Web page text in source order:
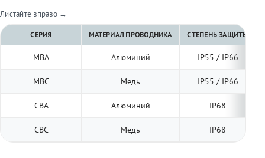
Листайте вправо →
СЕРИЯ МАТЕРИАЛ ПРОВОДНИКА СТЕПЕНЬ ЗАЩИТЫ
МВА Алюминий IP55 / IP66
МВС Медь IP55 / IP66
СВА Алюминий IP68
СВС Медь IP68